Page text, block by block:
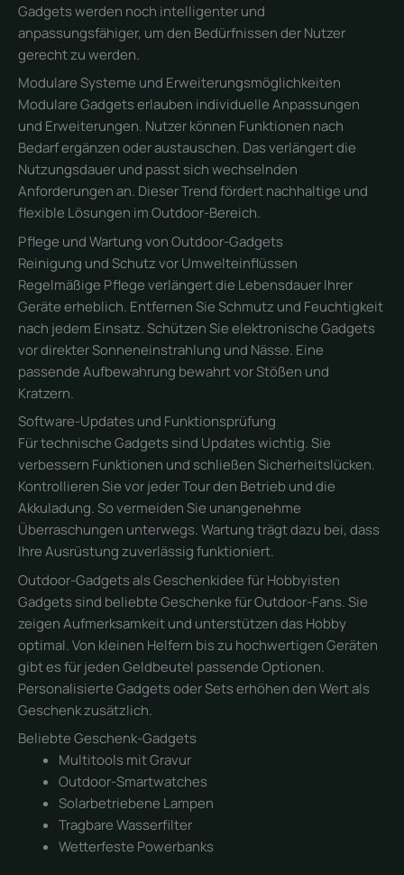
Gadgets werden noch intelligenter und
anpassungsfähiger, um den Bedürfnissen der Nutzer
gerecht zu werden.
Modulare Systeme und Erweiterungsmöglichkeiten
Modulare Gadgets erlauben individuelle Anpassungen
und Erweiterungen. Nutzer können Funktionen nach
Bedarf ergänzen oder austauschen. Das verlängert die
Nutzungsdauer und passt sich wechselnden
Anforderungen an. Dieser Trend fördert nachhaltige und
flexible Lösungen im Outdoor-Bereich.
Pflege und Wartung von Outdoor-Gadgets
Reinigung und Schutz vor Umwelteinflüssen
Regelmäßige Pflege verlängert die Lebensdauer Ihrer
Geräte erheblich. Entfernen Sie Schmutz und Feuchtigkeit
nach jedem Einsatz. Schützen Sie elektronische Gadgets
vor direkter Sonneneinstrahlung und Nässe. Eine
passende Aufbewahrung bewahrt vor Stößen und
Kratzern.
Software-Updates und Funktionsprüfung
Für technische Gadgets sind Updates wichtig. Sie
verbessern Funktionen und schließen Sicherheitslücken.
Kontrollieren Sie vor jeder Tour den Betrieb und die
Akkuladung. So vermeiden Sie unangenehme
Überraschungen unterwegs. Wartung trägt dazu bei, dass
Ihre Ausrüstung zuverlässig funktioniert.
Outdoor-Gadgets als Geschenkidee für Hobbyisten
Gadgets sind beliebte Geschenke für Outdoor-Fans. Sie
zeigen Aufmerksamkeit und unterstützen das Hobby
optimal. Von kleinen Helfern bis zu hochwertigen Geräten
gibt es für jeden Geldbeutel passende Optionen.
Personalisierte Gadgets oder Sets erhöhen den Wert als
Geschenk zusätzlich.
Beliebte Geschenk-Gadgets
Multitools mit Gravur
Outdoor-Smartwatches
Solarbetriebene Lampen
Tragbare Wasserfilter
Wetterfeste Powerbanks